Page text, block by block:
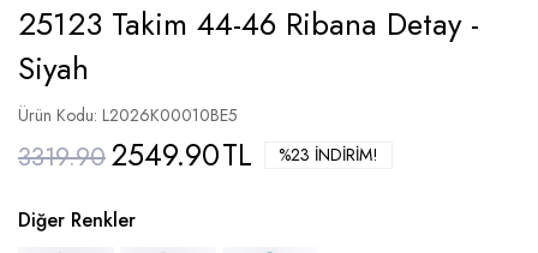
25123 Takim 44-46 Ribana Detay -
Siyah
Ürün Kodu: L2026K00010BE5
3319.902549.90TL %23 İNDIRIM!
Diğer Renkler